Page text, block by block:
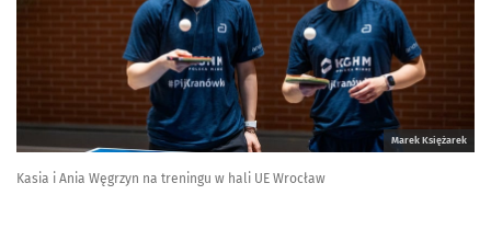
Marek Księżarek
Kasia i Ania Węgrzyn na treningu w hali UE Wrocław